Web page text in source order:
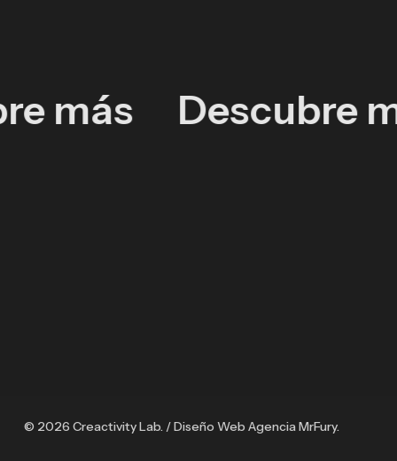
más Descubre
© 2026 Creactivity Lab. / Diseño Web Agencia MrFury.